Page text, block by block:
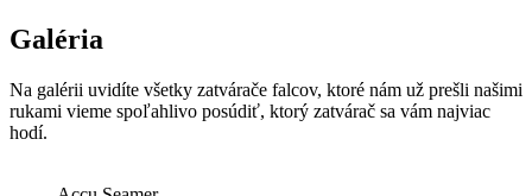
Galéria
Na galérii uvidíte všetky zatvárače falcov, ktoré nám už prešli našimi
rukami vieme spoľahlivo posúdiť, ktorý zatvárač sa vám najviac
hodí.